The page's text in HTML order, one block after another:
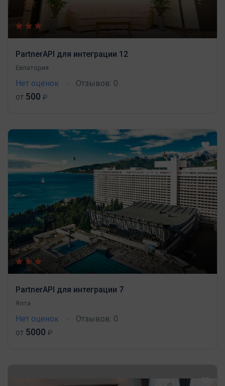
PartnerAPI для интеграции 12
Евпатория
Нет оценок
Отзывов: 0
от 500 ₽
PartnerAPI для интеграции 7
Ялта
Нет оценок
Отзывов: 0
от 5000 ₽